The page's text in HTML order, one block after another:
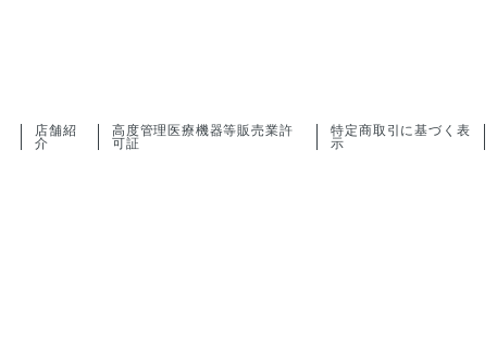
店舗紹
介
高度管理医療機器等販売業許
可証
特定商取引に基づく表
示